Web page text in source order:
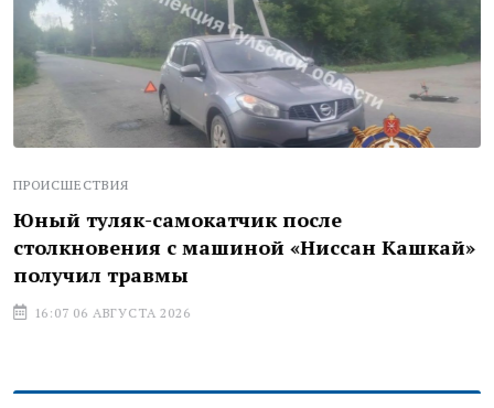
ПРОИСШЕСТВИЯ
Юный туляк-самокатчик после
столкновения с машиной «Ниссан Кашкай»
получил травмы
16:07 06 АВГУСТА 2026